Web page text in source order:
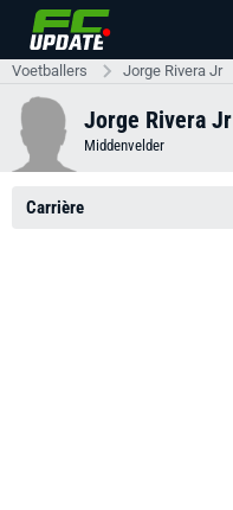
Voetballers Jorge Rivera Jr
Jorge Rivera Jr
Middenvelder
Carrière